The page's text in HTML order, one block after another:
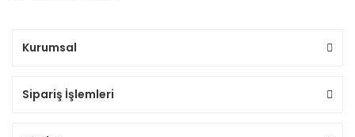
Kurumsal
Sipariş İşlemleri